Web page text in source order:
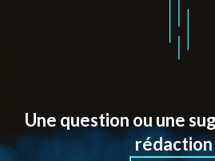
Une question ou une
rédaction